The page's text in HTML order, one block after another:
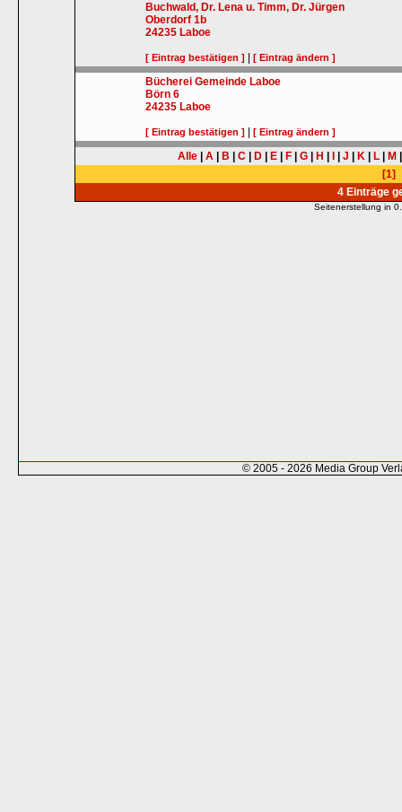
Buchwald, Dr. Lena u. Timm, Dr. Jürgen
Oberdorf 1b
24235 Laboe
[ Eintrag bestätigen ] |[ Eintrag ändern ]
Bücherei Gemeinde Laboe
Börn 6
24235 Laboe
[ Eintrag bestätigen ] |[ Eintrag ändern ]
Alle A B C D E F G H J K L M
[1]
4 Einträge
Seitenerstellung in
© 2005 - 2026 Media Group